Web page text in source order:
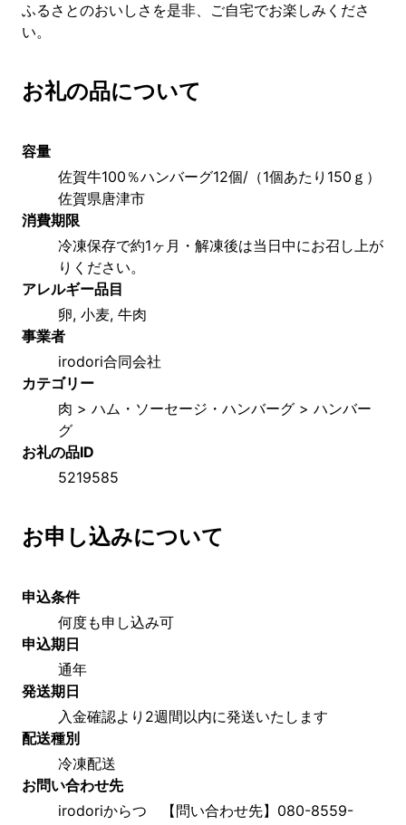
ふるさとのおいしさを是非、ご自宅でお楽しみくださ
い。
お礼の品について
容量
佐賀牛100％ハンバーグ12個/（1個あたり150ｇ）
佐賀県唐津市
消費期限
冷凍保存で約1ヶ月・解凍後は当日中にお召し上が
りください。
アレルギー品目
卵, 小麦, 牛肉
事業者
irodori合同会社
カテゴリー
肉 > ハム・ソーセージ・ハンバーグ > ハンバー
グ
お礼の品ID
5219585
お申し込みについて
申込条件
何度も申し込み可
申込期日
通年
発送期日
入金確認より2週間以内に発送いたします
配送種別
冷凍配送
お問い合わせ先
irodoriからつ　【問い合わせ先】080-8559-